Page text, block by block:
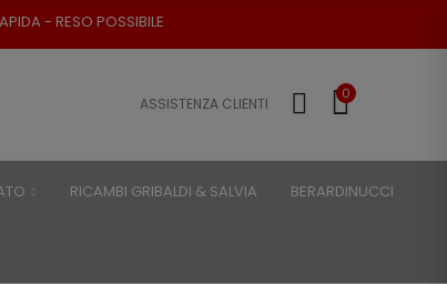
POSSIBILE
ASSISTENZA CLIENTI
0
RICAMBI GRIBALDI & SALVIA BERARDINUCCI